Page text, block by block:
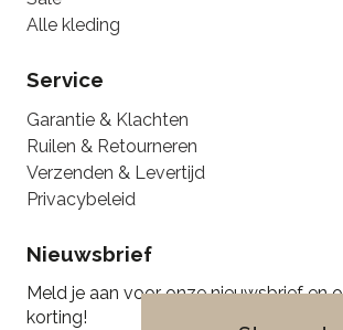
Alle kleding
Service
Garantie & Klachten
Ruilen & Retourneren
Verzenden & Levertijd
Privacybeleid
Nieuwsbrief
Meld je aan voor onze nieuwsbrief en
korting!